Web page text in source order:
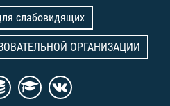
слабовидящих
ОРГАНИЗАЦИИ